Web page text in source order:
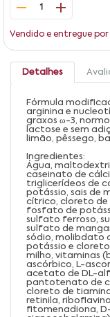
1
Vendido e entregue por
Detalhes
Fórmula
arginina e
graxos ω-3,
lactose e sem
limão, pêssego,
Ingredientes:
Água,
caseinato de
triglicerídeos de
potássio, sais de
cítrico, cloreto
fosfato de
sulfato ferroso,
sulfato de
sódio, molibdato
potássio e
milho, vitaminas
ascórbico, L-
acetato de DL-
pantotenato de
cloreto de
retinila,
fitomenadiona,